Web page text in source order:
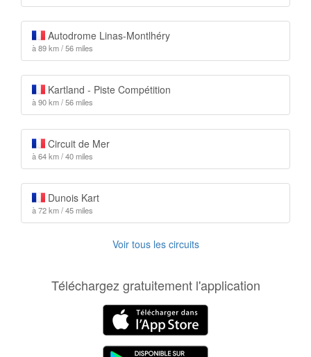
Autodrome Linas-Montlhéry
à 89 km / 56 miles
Kartland - Piste Compétition
à 90 km / 56 miles
Circuit de Mer
à 64 km / 40 miles
Dunois Kart
à 72 km / 45 miles
Voir tous les circuits
Téléchargez gratuitement l'application